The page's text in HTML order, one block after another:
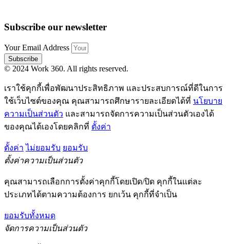
Subscribe our newsletter
Your Email Address
Subscribe
© 2024 Work 360. All rights reserved.
เราใช้คุกกี้เพื่อพัฒนาประสิทธิภาพ และประสบการณ์ที่ดีในการ
ใช้เว็บไซต์ของคุณ คุณสามารถศึกษารายละเอียดได้ที่ นโยบาย
ความเป็นส่วนตัว และสามารถจัดการความเป็นส่วนตัวเองได้
ของคุณได้เองโดยคลิกที่ ตั้งค่า
ตั้งค่า ไม่ยอมรับ ยอมรับ
ตั้งค่าความเป็นส่วนตัว
คุณสามารถเลือกการตั้งค่าคุกกี้โดยเปิด/ปิด คุกกี้ในแต่ละ
ประเภทได้ตามความต้องการ ยกเว้น คุกกี้ที่จำเป็น
ยอมรับทั้งหมด
จัดการความเป็นส่วนตัว